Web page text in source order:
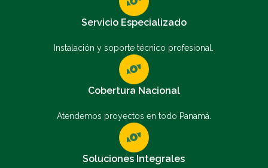
Servicio Especializado
Instalación y soporte técnico profesional.
Cobertura Nacional
Atendemos proyectos en todo Panamá.
Soluciones Integrales